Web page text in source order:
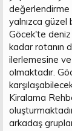
yalnızca
Göcek'te
kadar rotanın
ilerlemesine ve
olmaktadır.
Kiralama
arkadaş